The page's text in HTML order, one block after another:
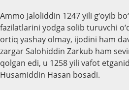
Ammo Jaloliddin 1247 yili g‘oyib
fazilatlarini yodga solib turuvchi
ortiq yashay olmay, ijodini ham
zargar Salohiddin Zarkub ham
qolgan edi, u 1258 yili vafot
Husamiddin Hasan bosadi.